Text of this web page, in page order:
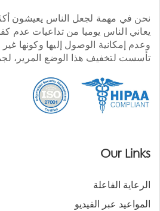
نحن في مهمة لجعل الناس يعيشون
يعاني الناس يوميا من تداعيات عدم
وعدم إمكانية الوصول إليها وكونها
تأسست لتخفيف هذا الوضع المرير،
Our Links
الرعاية الفاعلة
المواعيد عبر الفيديو